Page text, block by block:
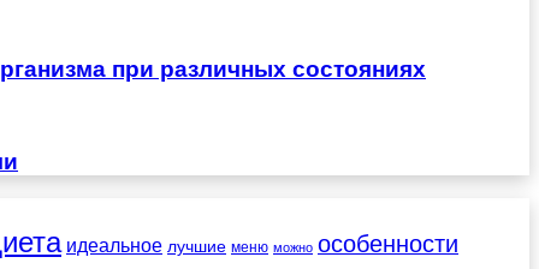
при различных состояниях
идеальное лучшие меню можно особенности